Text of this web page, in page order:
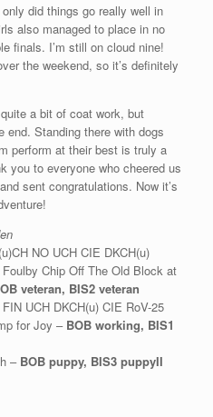
did things go really well in
also managed to place in no
finals. I’m still on cloud nine!
the weekend, so it’s definitely
a bit of coat work, but
end. Standing there with dogs
perform at their best is truly a
you to everyone who cheered us
sent congratulations. Now it’s
NO UCH CIE DKCH(u)
Chip Off The Old Block at
veteran, BIS2 veteran
UCH DKCH(u) CIE RoV-25
for Joy – BOB working, BIS1
– BOB puppy, BIS3 puppyII